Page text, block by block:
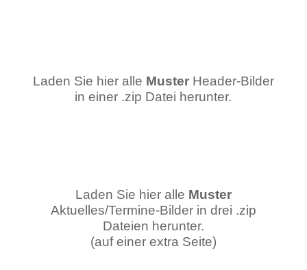
Laden Sie hier alle MusterHeader-Bilder
in einer .zip Datei herunter.
Laden Sie hier alle Muster
Aktuelles/Termine-Bilder in drei .zip
Dateien herunter.
(auf einer extra Seite)